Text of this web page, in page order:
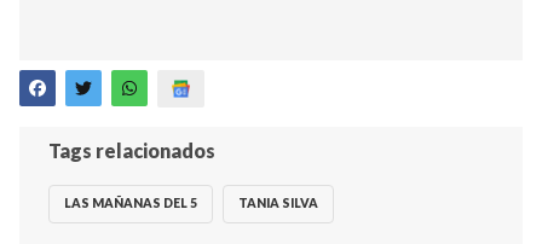
Tags relacionados
LAS MAÑANAS DEL 5 TANIA SILVA